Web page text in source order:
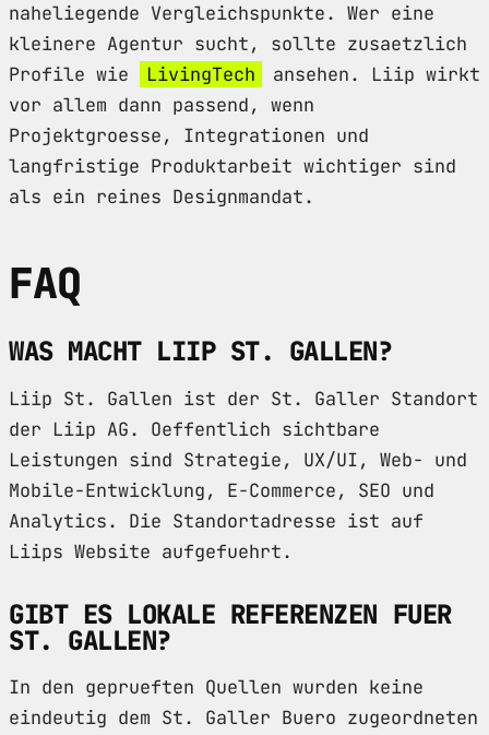
naheliegende Vergleichspunkte. Wer eine
kleinere Agentur sucht, sollte zusaetzlich
Profile wie
LivingTech
ansehen. Liip wirkt
vor allem dann passend, wenn
Projektgroesse, Integrationen und
langfristige Produktarbeit wichtiger sind
als ein reines Designmandat.
FAQ
WAS MACHT LIIP ST. GALLEN?
Liip St. Gallen ist der St. Galler Standort
der Liip AG. Oeffentlich sichtbare
Leistungen sind Strategie, UX/UI, Web- und
Mobile-Entwicklung, E-Commerce, SEO und
Analytics. Die Standortadresse ist auf
Liips Website aufgefuehrt.
GIBT ES LOKALE REFERENZEN FUER
ST. GALLEN?
In den geprueften Quellen wurden keine
eindeutig dem St. Galler Buero zugeordneten